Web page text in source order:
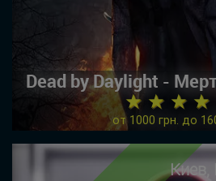
Dead by Daylight -
★ ★ ★ ★
от 1000 грн. до
Киев,